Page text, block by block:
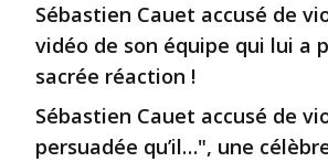
Sébastien Cauet accusé de
vidéo de son équipe qui lui a
sacrée réaction !
Sébastien Cauet accusé de
persuadée qu’il…", une